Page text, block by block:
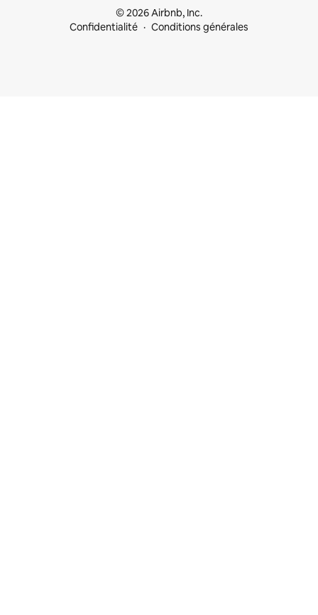
© 2026 Airbnb, Inc.
Confidentialité
Conditions générales